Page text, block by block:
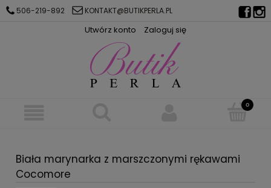
506-219-892 KONTAKT@BUTIKPERLA.PL
Utwórz konto Zaloguj się
Biała marynarka z marszczonymi rękawami
Cocomore